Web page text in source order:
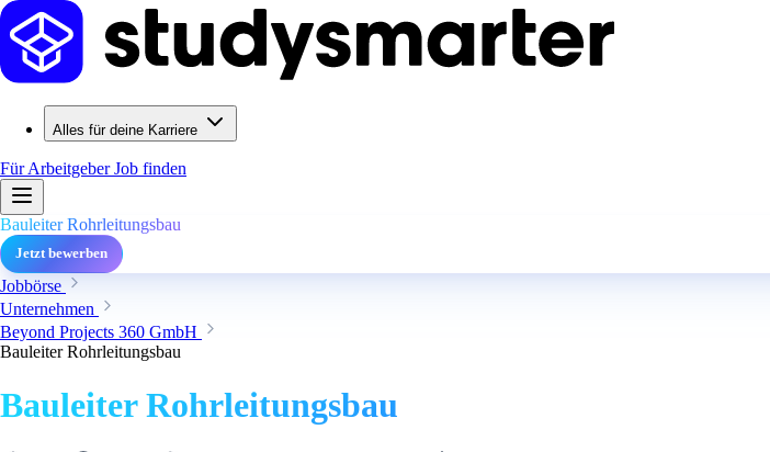
Alles für deine Karriere
Für ArbeitgeberJob finden
Bauleiter Rohrleitungsbau
Jetzt bewerben
Jobbörse
Unternehmen
Beyond Projects 360 GmbH
Bauleiter Rohrleitungsbau
Bauleiter Rohrleitungsbau